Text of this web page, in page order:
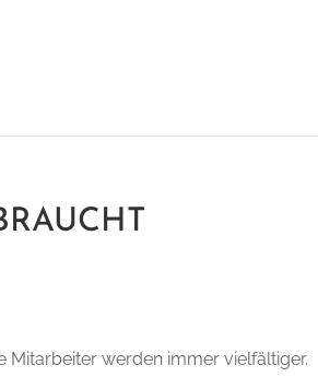
Mitarbeiter werden immer vielfältiger.